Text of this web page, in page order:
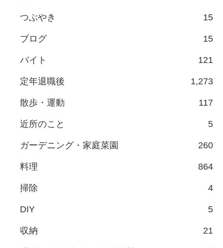
つぶやき 15
ブログ 15
バイト 121
定年退職後 1,273
散歩・運動 117
近所のこと 5
ガーデニング・家庭菜園 260
料理 864
掃除 4
DIY 5
収納 21